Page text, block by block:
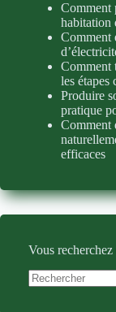
Comment
habitation
Comment
Comment
les étapes
Produire
pratique
Comment
efficaces
Vous